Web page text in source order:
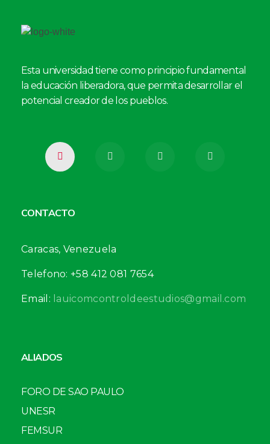
Esta universidad tiene como principio fundamental
la educación liberadora, que permita desarrollar el
potencial creador de los pueblos.
CONTACTO
Caracas, Venezuela
Telefono: +58 412 081 7654
Email: lauicomcontroldeestudios@gmail.com
ALIADOS
FORO DE SAO PAULO
UNESR
FEMSUR